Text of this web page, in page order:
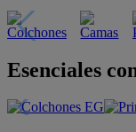
Esenciales